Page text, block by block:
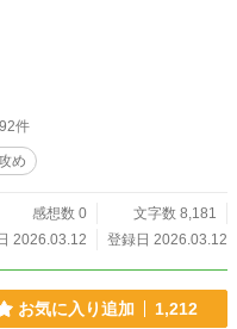
件
め
感想数 0
文字数 8,181
2026.03.12
登録日 2026.03.12
お気に入り追加 1,212